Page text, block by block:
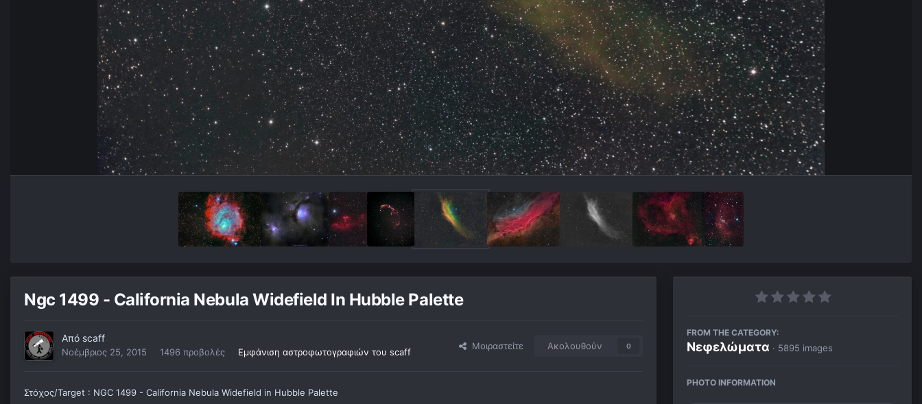
Ngc 1499 - California Nebula Widefield In Hubble Palette
Από scaff
Νοέμβριος 25, 2015 1496 προβολές Εμφάνιση αστροφωτογραφιών του scaff
Μοιραστείτε Ακολουθούν 0
Στόχος/Target : NGC 1499 - California Nebula Widefield in Hubble Palette
FROM THE CATEGORY:
Νεφελώματα · 5895 images
PHOTO INFORMATION